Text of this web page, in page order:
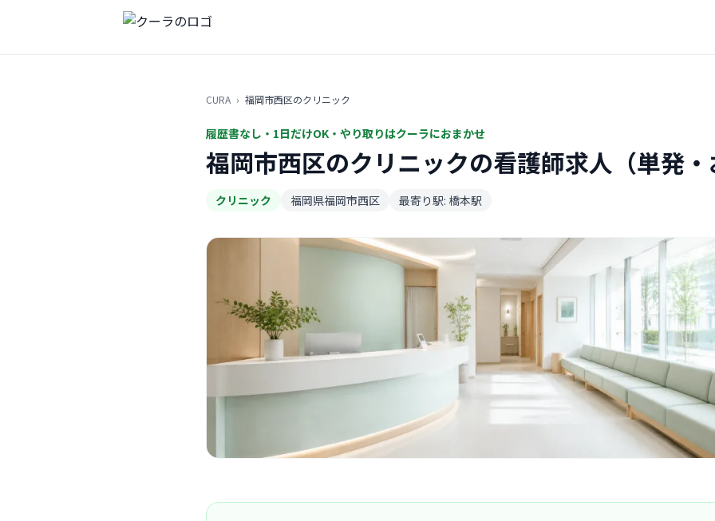
CURA › 福岡市西区のクリニック
履歴書なし・1日だけOK・やり取りはクーラにおまかせ
福岡市西区のクリニックの看護師求人（単発・
クリニック 福岡県福岡市西区 最寄り駅: 橋本駅